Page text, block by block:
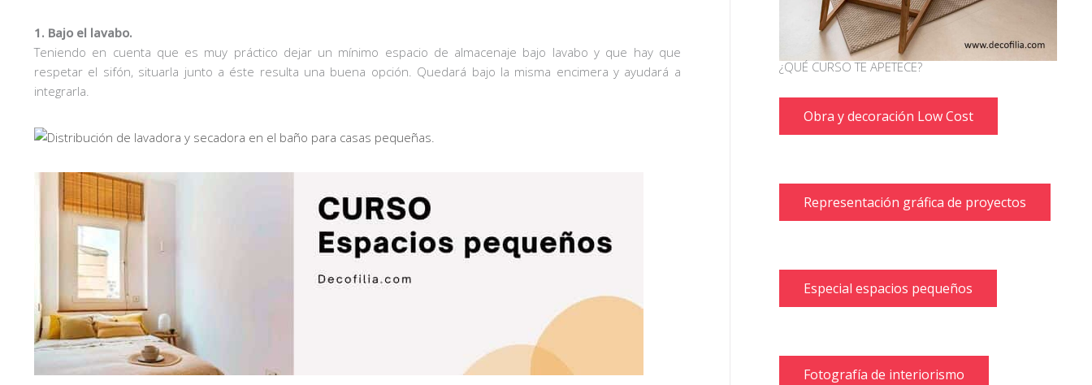
1. Bajo el lavabo.
Teniendo en cuenta que es muy práctico dejar un mínimo espacio de almacenaje bajo lavabo y que hay que
respetar el sifón, situarla junto a éste resulta una buena opción. Quedará bajo la misma encimera y ayudará a
integrarla.
¿QUÉ CURSO TE APETECE?
Obra y decoración Low Cost
Representación gráfica de proyectos
Especial espacios pequeños
Fotografía de interiorismo